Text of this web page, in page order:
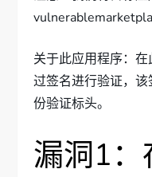
关于此应用程序：
过签名进行验证，
份验证标头。
漏洞1：